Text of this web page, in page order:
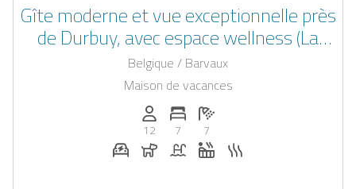
Gîte moderne et vue exceptionnelle près
de Durbuy, avec espace wellness (La
piscine est accessible du 1e mai au 30
septembre)
Belgique / Barvaux
Maison de vacances
Personnes (max): 12
12
Nombre de chambres: 7
7
Nombre de salles de bain: 7
7
Station de recharge pour voiture
Chiens autorisés
Piscine Jacuzzi